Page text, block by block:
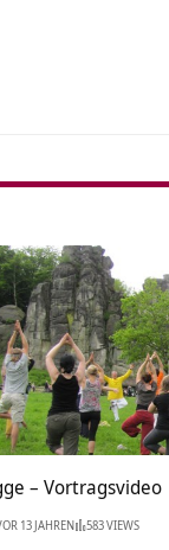
Egge‏‎ – Vortragsvideo
13 JAHREN 583 VIEWS